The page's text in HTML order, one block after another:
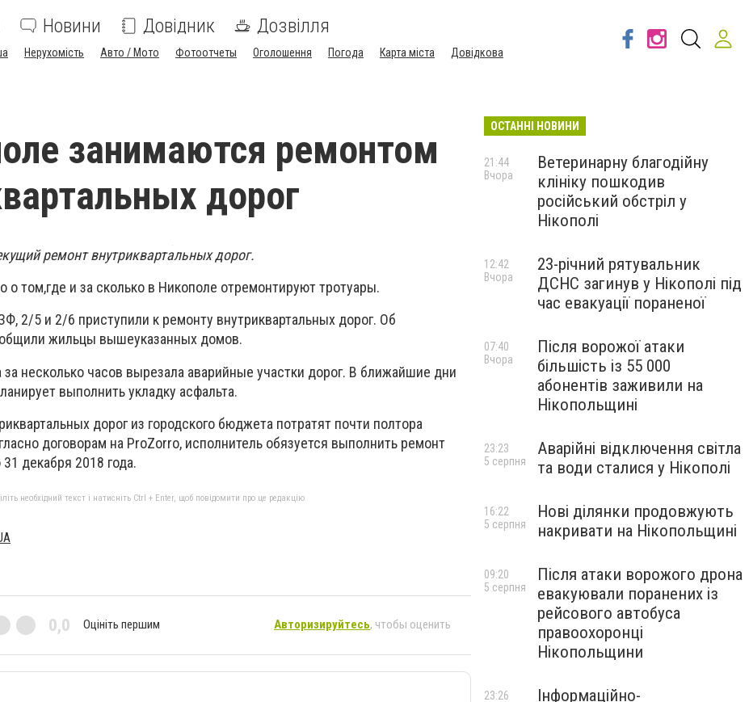
Новини Довідник Дозвілля
Нерухомість Авто / Мото Фотоотчеты Оголошення Погода Карта міста Довідкова
занимаются ремонтом
дорог
ремонт внутриквартальных дорог.
о том,где и за сколько в Никополе отремонтируют тротуары.
2/5 и 2/6 приступили к ремонту внутриквартальных дорог. Об
жильцы вышеуказанных домов.
за несколько часов вырезала аварийные участки дорог. В ближайшие дни
выполнить укладку асфальта.
дорог из городского бюджета потратят почти полтора
договорам на ProZorro, исполнитель обязуется выполнить ремонт
декабря 2018 года.
необхідний текст і натисніть Ctrl + Enter, щоб повідомити про це редакцію
0,0 Оцініть першим Авторизируйтесь, чтобы оценить
ОСТАННІ НОВИНИ
Ветеринарну благодійну
клініку пошкодив
російський обстріл у
Нікополі
21:44
Вчора
23-річний рятувальник
ДСНС загинув у Нікополі під
час евакуації пораненої
12:42
Вчора
Після ворожої атаки
більшість із 55 000
абонентів заживили на
Нікопольщині
07:40
Вчора
Аварійні відключення світла
та води сталися у Нікополі
23:23
5 серпня
Нові ділянки продовжують
накривати на Нікопольщині
16:22
5 серпня
Після атаки ворожого дрона
евакуювали поранених із
рейсового автобуса
правоохоронці
Нікопольщини
09:20
5 серпня
Інформаційно-
23:26